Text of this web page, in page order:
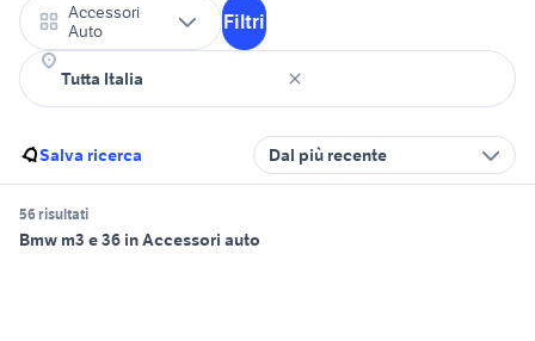
Accessori
Auto
Filtri
Salva ricerca Dal più recente
56 risultati
Bmw m3 e 36 in Accessori auto